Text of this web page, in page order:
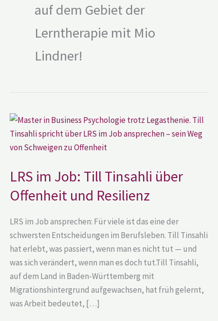
auf dem Gebiet der
Lerntherapie mit Mio
Lindner!
LRS im Job: Till Tinsahli über
Offenheit und Resilienz
LRS im Job ansprechen: Für viele ist das eine der
schwersten Entscheidungen im Berufsleben. Till Tinsahli
hat erlebt, was passiert, wenn man es nicht tut — und
was sich verändert, wenn man es doch tut.Till Tinsahli,
auf dem Land in Baden-Württemberg mit
Migrationshintergrund aufgewachsen, hat früh gelernt,
was Arbeit bedeutet, […]
LRS
im
Job:
Till
Tinsahli
und
Resilienz